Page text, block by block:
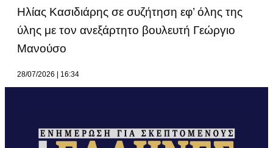
Ηλίας Κασιδιάρης σε συζήτηση εφ’ όλης της
ύλης με τον ανεξάρτητο βουλευτή Γεώργιο
Μανούσο
28/07/2026 16:34